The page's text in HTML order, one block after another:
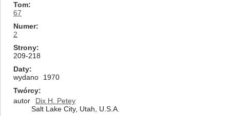
Tom
67
Numer
2
Strony
209-218
Daty
wydano
1970
Twórcy
autor
Dix H. Petey
Salt Lake City, Utah, U.S.A.